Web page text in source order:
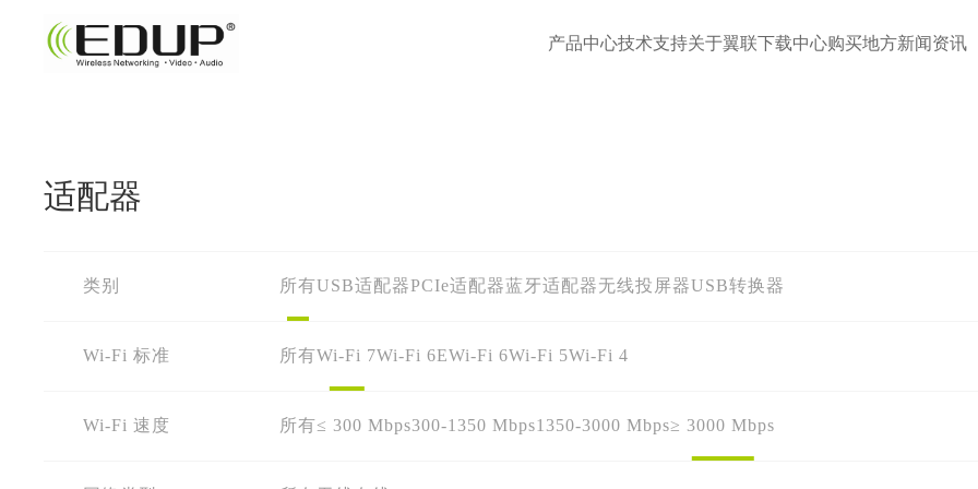
产品中心技术支持关于翼联下载中心购买地方新闻资讯
适配器
类别 所有USB适配器PCIe适配器蓝牙适配器无线投屏器USB转换器
Wi-Fi 标准 所有Wi-Fi 7Wi-Fi 6EWi-Fi 6Wi-Fi 5Wi-Fi 4
Wi-Fi 速度 所有≤ 300 Mbps300-1350 Mbps1350-3000 Mbps≥ 3000 Mbps